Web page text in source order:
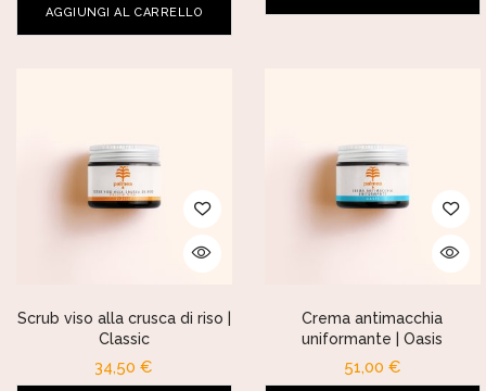
AGGIUNGI AL CARRELLO
Scrub viso alla crusca di riso |
Classic
34,50€
Crema antimacchia
uniformante | Oasis
51,00 €